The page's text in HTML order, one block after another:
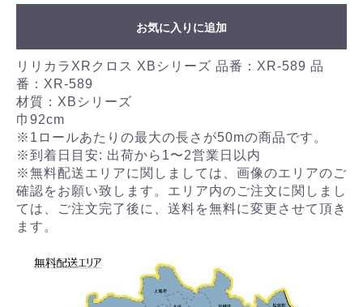
お気に入りに追加
リリカラXRクロス XBシリーズ 品番：XR-589 品
番：XR-589
材質：XBシリーズ
巾92cm
※1ロールあたりの最大の長さが50mの商品です。
※到着日目安: 出荷から1〜2営業日以内
※無料配送エリアに関しましては、画像のエリアのご
確認をお願い致します。エリア内のご注文に関しまし
ては、ご注文完了後に、送料を無料に変更させて頂き
ます。